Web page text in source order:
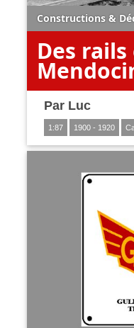
Constructions &
Des
Par Luc
1:87 1900 - 1920